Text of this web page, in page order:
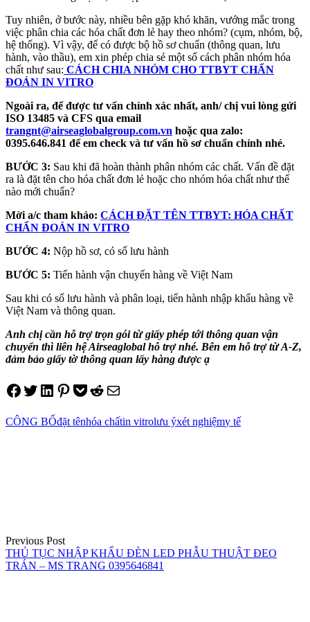
Tuy nhiên, ở bước này, nhiều bên gặp khó khăn, vướng mắc trong
việc phân chia các hóa chất đơn lẻ hay theo nhóm? (cụm, nhóm, bộ,
hệ thống). Vì vậy, để có được bộ hồ sơ chuẩn (thông quan, lưu
hành, vào thầu), em xin phép chia sẻ một số cách phân nhóm hóa
chất như sau: CÁCH CHIA NHÓM CHO TTBYT CHẨN
ĐOÁN IN VITRO
Ngoài ra, để được tư vấn chính xác nhất, anh/ chị vui lòng gửi
ISO 13485 và CFS qua email
trangnt@airseaglobalgroup.com.vn hoặc qua zalo:
0395.646.841 để em check và tư vấn hồ sơ chuẩn chỉnh nhé.
BƯỚC 3: Sau khi đã hoàn thành phân nhóm các chất. Vấn đề đặt
ra là đặt tên cho hóa chất đơn lẻ hoặc cho nhóm hóa chất như thế
nào mới chuẩn?
Mời a/c tham khảo: CÁCH ĐẶT TÊN TTBYT: HÓA CHẤT
CHẨN ĐOÁN IN VITRO
BƯỚC 4: Nộp hồ sơ, có số lưu hành
BƯỚC 5: Tiến hành vận chuyển hàng về Việt Nam
Sau khi có số lưu hành và phân loại, tiến hành nhập khẩu hàng về
Việt Nam và thông quan.
Anh chị cần hỗ trợ trọn gói từ giấy phép tới thông quan vận
chuyển thì liên hệ Airseaglobal hỗ trợ nhé. Bên em hỗ trợ từ A-Z,
đảm bảo giấy tờ thông quan lấy hàng được ạ
Share on Facebook
Tweet on Twitter
Share on LinkedIn
Pin on Pinterest
Save to pocket
Share on Reddit
Share via Email
CÔNG BỐđặt tênhóa chấtin vitrolưu ýxét nghiệmy tế
Previous Post
THỦ TỤC NHẬP KHẨU ĐÈN LED PHẪU THUẬT ĐEO
TRÁN – MS TRANG 0395646841